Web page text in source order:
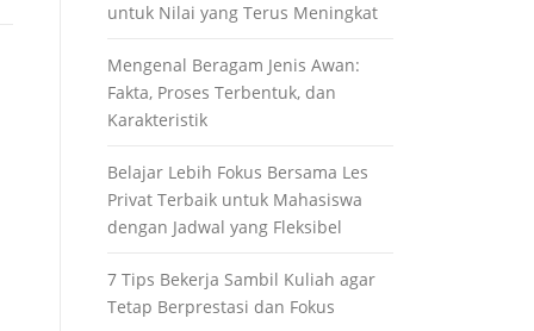
untuk Nilai yang Terus Meningkat
Mengenal Beragam Jenis Awan:
Fakta, Proses Terbentuk, dan
Karakteristik
Belajar Lebih Fokus Bersama Les
Privat Terbaik untuk Mahasiswa
dengan Jadwal yang Fleksibel
7 Tips Bekerja Sambil Kuliah agar
Tetap Berprestasi dan Fokus